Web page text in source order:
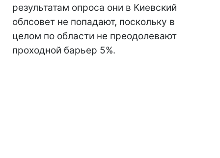
результатам опроса они в Киевский
облсовет не попадают, поскольку в
целом по области не преодолевают
проходной барьер 5%.